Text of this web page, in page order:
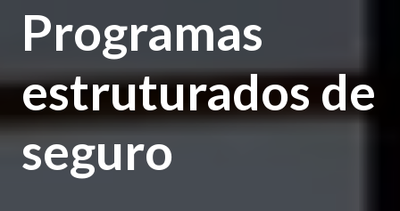
Programas
estruturados de
seguro